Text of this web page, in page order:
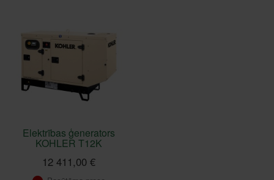
Elektrības ģenerators
KOHLER T12K
12 411,00 €